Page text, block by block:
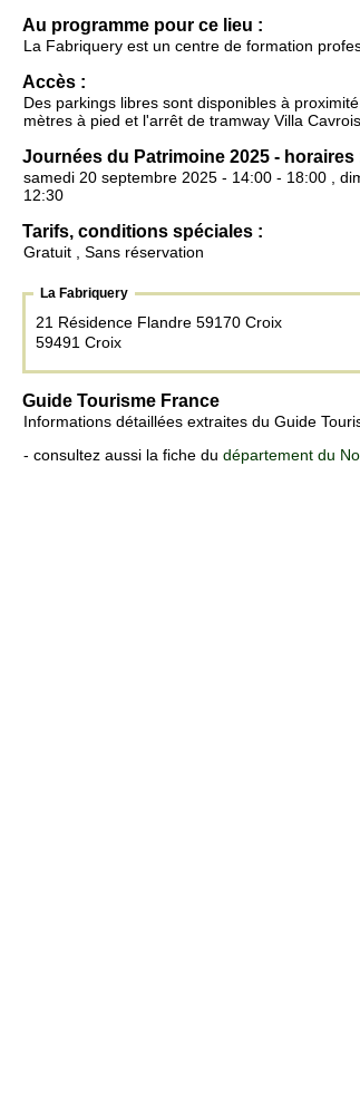
Au programme pour ce lieu :
La Fabriquery est un centre de formation
Accès :
Des parkings libres sont disponibles à
mètres à pied et l'arrêt de tramway Villa
Journées du Patrimoine 2025 - horaires
samedi 20 septembre 2025 - 14:00 - 18:00 ,
12:30
Tarifs, conditions spéciales :
Gratuit , Sans réservation
La Fabriquery
21 Résidence Flandre 59170 Croix
59491 Croix
Guide Tourisme France
Informations détaillées extraites du Guide
- consultez aussi la fiche du département du